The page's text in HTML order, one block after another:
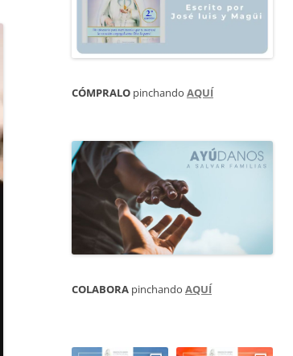
CÓMPRALO pinchando AQUÍ
COLABORA pinchando AQUÍ